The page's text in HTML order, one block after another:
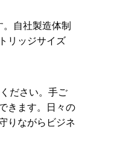
自社製造体制
リッジサイズ
ださい。手ご
きます。日々の
りながらビジネ